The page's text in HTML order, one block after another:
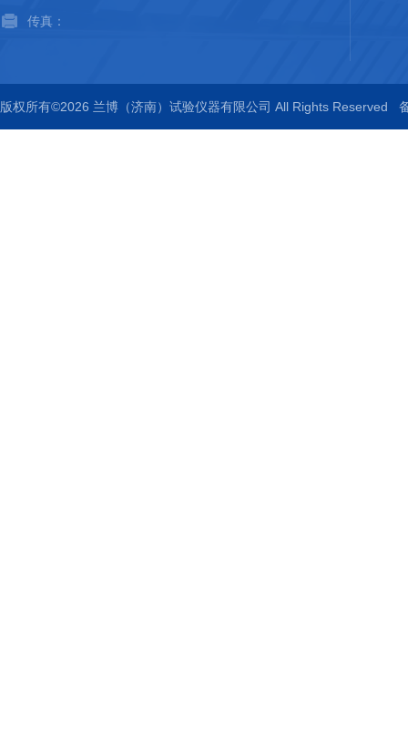
传真：
版权所有©2026 兰博（济南）试验仪器有限公司 All Rights Reserved